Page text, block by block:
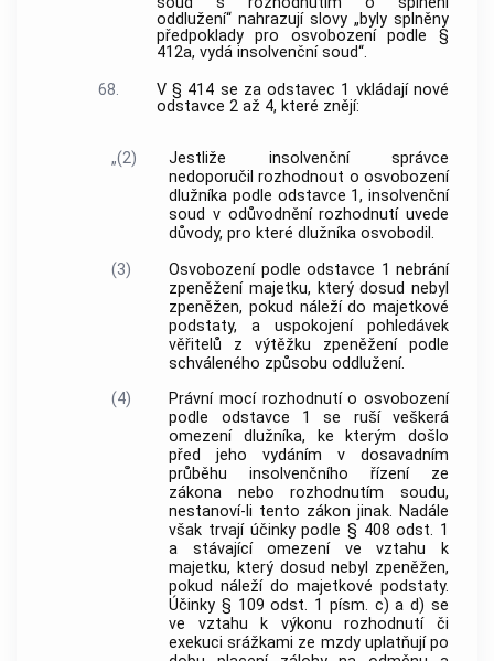
oddlužení“ nahrazují slovy „byly splněny
předpoklady pro osvobození podle §
412a, vydá insolvenční soud“.
68.
V § 414 se za odstavec 1 vkládají nové
odstavce 2 až 4, které znějí:
„(2)
Jestliže insolvenční správce
nedoporučil rozhodnout o osvobození
dlužníka podle odstavce 1, insolvenční
soud v odůvodnění rozhodnutí uvede
důvody, pro které dlužníka osvobodil.
(3)
Osvobození podle odstavce 1 nebrání
zpeněžení majetku, který dosud nebyl
zpeněžen, pokud náleží do majetkové
podstaty, a uspokojení pohledávek
věřitelů z výtěžku zpeněžení podle
schváleného způsobu oddlužení.
(4)
Právní mocí rozhodnutí o osvobození
podle odstavce 1 se ruší veškerá
omezení dlužníka, ke kterým došlo
před jeho vydáním v dosavadním
průběhu insolvenčního řízení ze
zákona nebo rozhodnutím soudu,
nestanoví-li tento zákon jinak. Nadále
však trvají účinky podle § 408 odst. 1
a stávající omezení ve vztahu k
majetku, který dosud nebyl zpeněžen,
pokud náleží do majetkové podstaty.
Účinky § 109 odst. 1 písm. c) a d) se
ve vztahu k výkonu rozhodnutí či
exekuci srážkami ze mzdy uplatňují po